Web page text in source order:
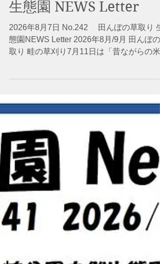
生態園 NEWS Letter
2026年8月7日 No.242 田んぼの草取り 生
態園NEWS Letter 2026年8月/9月 田んぼの
り」の参加者・ボランティアさんによる「
はカマで刈り、田んぼのコナギは手で抜き
ります。はじめてカマを使う子どもたちも
ぼも見違えるようにスッキリしました！ ☆
事務局から 今年も暑い夏がやってきまし
た。みなさまいかがお過ごしでしょうか？
生態園の中も、朝から夜まで色んなセミの
き声が聞こえ、カブトムシ、クワガタムシ
っ盛りです。日中は熱中症警戒アラートが
令され、外出が危険視されますが、水辺が
かけ頂くには最適な場所かと思います。夕